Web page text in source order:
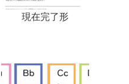
現在完了形